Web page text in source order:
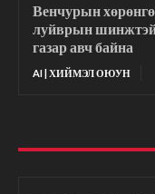
Венчурын
луйврын шинжтэй
газар авч байна
AI | ХИЙМЭЛ ОЮУН